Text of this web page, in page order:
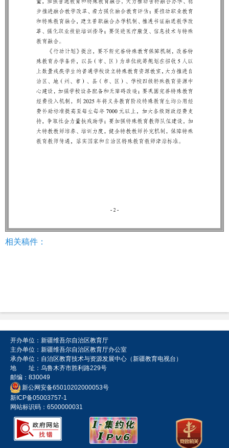
相关稿件：
开办单位：新疆维吾尔自治区教育厅
主办单位：新疆维吾尔自治区教育厅办公室
承办单位：自治区教育技术与资源发展中心（新疆教育电视台）
地 址：乌鲁木齐市胜利路229号
邮编：830049
新公网安备65010202000053号
新ICP备05003757-1
网站标识码：6500000031